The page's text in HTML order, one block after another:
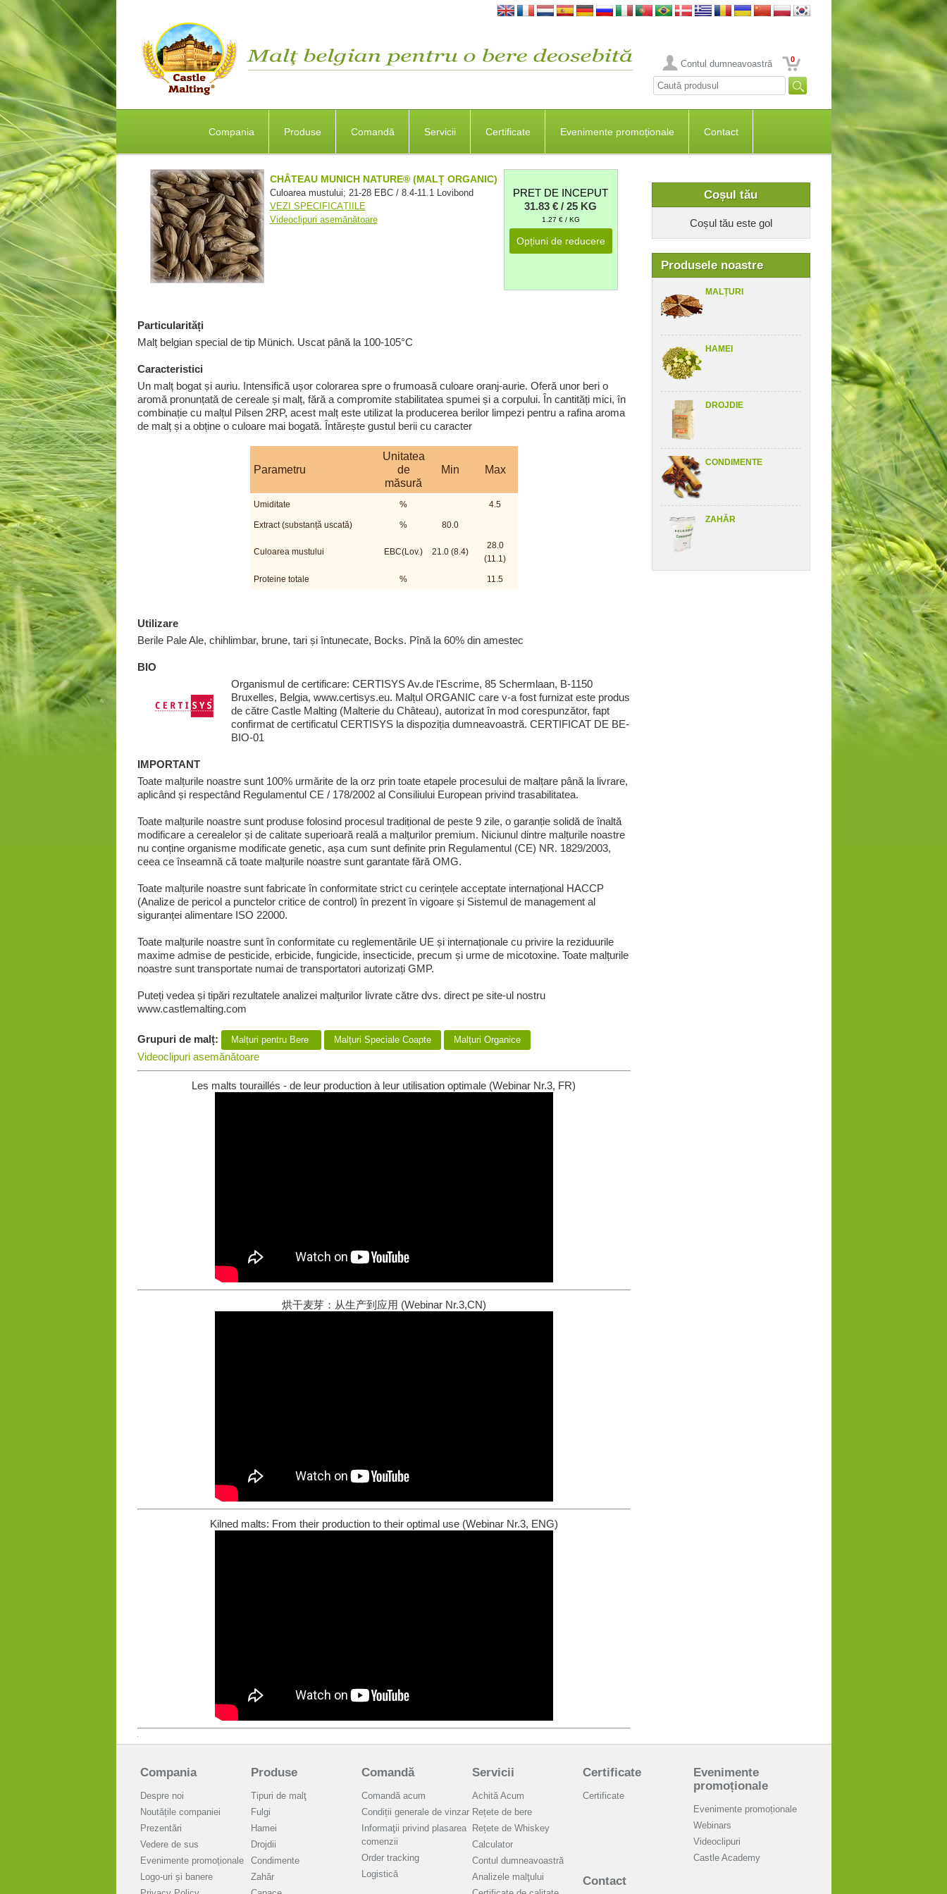
Contul dumneavoastră 0
Compania Produse Comandă Servicii Certificate Evenimente promoționale Contact
Coșul tău
Coșul tău este gol
Produsele noastre
MALȚURI
HAMEI
DROJDIE
CONDIMENTE
ZAHĂR
CHÂTEAU MUNICH NATURE® (MALȚ ORGANIC)
Culoarea mustului; 21-28 EBC / 8.4-11.1 Lovibond
VEZI SPECIFICAȚIILE
Videoclipuri asemănătoare
PRET DE INCEPUT
31.83 € / 25 KG
1.27 € / KG
Opțiuni de reducere
Particularități
Malț belgian special de tip Münich. Uscat până la 100-105°C
Caracteristici
Un malț bogat și auriu. Intensifică ușor colorarea spre o frumoasă culoare oranj-aurie. Oferă unor beri o
aromă pronunțată de cereale și malț, fără a compromite stabilitatea spumei și a corpului. În cantități mici, în
combinație cu malțul Pilsen 2RP, acest malț este utilizat la producerea berilor limpezi pentru a rafina aroma
de malț și a obține o culoare mai bogată. Întărește gustul berii cu caracter
Parametru
Unitatea
de
măsură
Min Max
Umiditate % 4.5
Extract (substanță uscată) % 80.0
Culoarea mustului EBC(Lov.) 21.0 (8.4)
28.0
(11.1)
Proteine totale % 11.5
Utilizare
Berile Pale Ale, chihlimbar, brune, tari și întunecate, Bocks. Pînă la 60% din amestec
BIO
Organismul de certificare: CERTISYS Av.de l'Escrime, 85 Schermlaan, B-1150
Bruxelles, Belgia, www.certisys.eu. Malțul ORGANIC care v-a fost furnizat este produs
de către Castle Malting (Malterie du Château), autorizat în mod corespunzător, fapt
confirmat de certificatul CERTISYS la dispoziția dumneavoastră. CERTIFICAT DE BE-
BIO-01
IMPORTANT
Toate malțurile noastre sunt 100% urmărite de la orz prin toate etapele procesului de malțare până la livrare,
aplicând și respectând Regulamentul CE / 178/2002 al Consiliului European privind trasabilitatea.
Toate malțurile noastre sunt produse folosind procesul tradițional de peste 9 zile, o garanție solidă de înaltă
modificare a cerealelor și de calitate superioară reală a malțurilor premium. Niciunul dintre malțurile noastre
nu conține organisme modificate genetic, așa cum sunt definite prin Regulamentul (CE) NR. 1829/2003,
ceea ce înseamnă că toate malțurile noastre sunt garantate fără OMG.
Toate malțurile noastre sunt fabricate în conformitate strict cu cerințele acceptate internațional HACCP
(Analize de pericol a punctelor critice de control) în prezent în vigoare și Sistemul de management al
siguranței alimentare ISO 22000.
Toate malțurile noastre sunt în conformitate cu reglementările UE și internaționale cu privire la reziduurile
maxime admise de pesticide, erbicide, fungicide, insecticide, precum și urme de micotoxine. Toate malțurile
noastre sunt transportate numai de transportatori autorizați GMP.
Puteți vedea și tipări rezultatele analizei malțurilor livrate către dvs. direct pe site-ul nostru
www.castlemalting.com
Grupuri de malț: Malțuri pentru Bere Malțuri Speciale Coapte Malțuri Organice
Videoclipuri asemănătoare
Les malts touraillés - de leur production à leur utilisation optimale (Webinar Nr.3, FR)
烘干麦芽：从生产到应用 (Webinar Nr.3,CN)
Kilned malts: From their production to their optimal use (Webinar Nr.3, ENG)
Compania
Despre noi
Noutățile companiei
Prezentări
Vedere de sus
Evenimente promoționale
Logo-uri și banere
Produse
Tipuri de malţ
Fulgi
Hamei
Drojdii
Condimente
Zahăr
Comandă
Comandă acum
Condiții generale de vinzar
Informaţii privind plasarea
comenzii
Order tracking
Logistică
Servicii
Achită Acum
Rețete de bere
Rețete de Whiskey
Calculator
Contul dumneavoastră
Analizele malţului
Certificate
Certificate
Evenimente
promoționale
Evenimente promoționale
Webinars
Videoclipuri
Castle Academy
Contact